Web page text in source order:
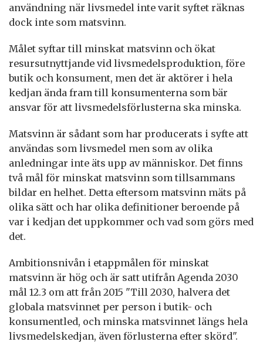
användning när livsmedel inte varit syftet räknas
dock inte som matsvinn.
Målet syftar till minskat matsvinn och ökat
resursutnyttjande vid livsmedelsproduktion, före
butik och konsument, men det är aktörer i hela
kedjan ända fram till konsumenterna som bär
ansvar för att livsmedelsförlusterna ska minska.
Matsvinn är sådant som har producerats i syfte att
användas som livsmedel men som av olika
anledningar inte äts upp av människor. Det finns
två mål för minskat matsvinn som tillsammans
bildar en helhet. Detta eftersom matsvinn mäts på
olika sätt och har olika definitioner beroende på
var i kedjan det uppkommer och vad som görs med
det.
Ambitionsnivån i etappmålen för minskat
matsvinn är hög och är satt utifrån Agenda 2030
mål 12.3 om att från 2015 "Till 2030, halvera det
globala matsvinnet per person i butik- och
konsumentled, och minska matsvinnet längs hela
livsmedelskedjan, även förlusterna efter skörd".